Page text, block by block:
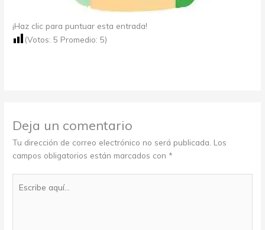
¡Haz clic para puntuar esta entrada!
(Votos:5 Promedio:5)
Deja un comentario
Tu dirección de correo electrónico no será publicada. Los
campos obligatorios están marcados con *
aquí...